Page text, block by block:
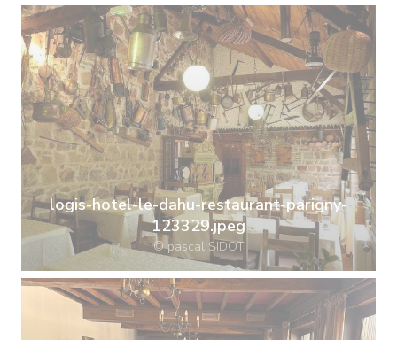
logis-hotel-le-dahu-restaurant-parigny-
123329.jpeg
© pascal SIDOT